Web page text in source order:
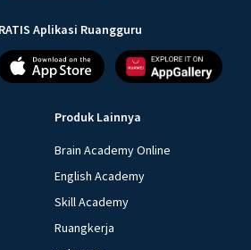
Aplikasi Ruangguru
Produk Lainnya
Brain Academy Online
English Academy
Skill Academy
Ruangkerja